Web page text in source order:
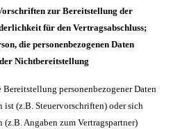
zur Bereitstellung der
für den Vertragsabschluss;
die personenbezogenen Daten
Nichtbereitstellung
Bereitstellung personenbezogener Daten
(z.B. Steuervorschriften) oder sich
Angaben zum Vertragspartner)